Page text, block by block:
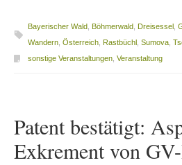
Bayerischer Wald, Böhmerwald, Dreisessel,
Wandern, Österreich, Rastbüchl, Sumova,
sonstige Veranstaltungen, Veranstaltung
Patent bestätigt:
Exkrement von